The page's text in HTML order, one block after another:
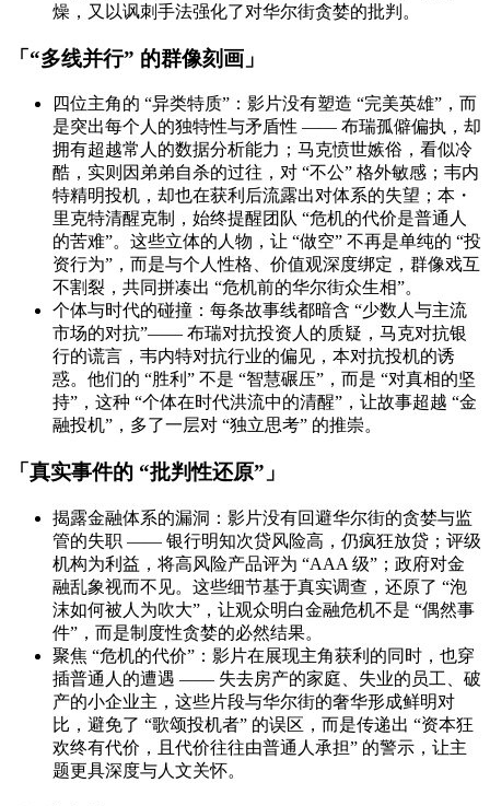
燥，又以讽刺手法强化了对华尔街贪婪的批判。
「“多线并行” 的群像刻画」
四位主角的 “异类特质”：影片没有塑造 “完美英雄”，而
是突出每个人的独特性与矛盾性 —— 布瑞孤僻偏执，却
拥有超越常人的数据分析能力；马克愤世嫉俗，看似冷
酷，实则因弟弟自杀的过往，对 “不公” 格外敏感；韦内
特精明投机，却也在获利后流露出对体系的失望；本・
里克特清醒克制，始终提醒团队 “危机的代价是普通人
的苦难”。这些立体的人物，让 “做空” 不再是单纯的 “投
资行为”，而是与个人性格、价值观深度绑定，群像戏互
不割裂，共同拼凑出 “危机前的华尔街众生相”。
个体与时代的碰撞：每条故事线都暗含 “少数人与主流
市场的对抗”—— 布瑞对抗投资人的质疑，马克对抗银
行的谎言，韦内特对抗行业的偏见，本对抗投机的诱
惑。他们的 “胜利” 不是 “智慧碾压”，而是 “对真相的坚
持”，这种 “个体在时代洪流中的清醒”，让故事超越 “金
融投机”，多了一层对 “独立思考” 的推崇。
「真实事件的 “批判性还原”」
揭露金融体系的漏洞：影片没有回避华尔街的贪婪与监
管的失职 —— 银行明知次贷风险高，仍疯狂放贷；评级
机构为利益，将高风险产品评为 “AAA 级”；政府对金
融乱象视而不见。这些细节基于真实调查，还原了 “泡
沫如何被人为吹大”，让观众明白金融危机不是 “偶然事
件”，而是制度性贪婪的必然结果。
聚焦 “危机的代价”：影片在展现主角获利的同时，也穿
插普通人的遭遇 —— 失去房产的家庭、失业的员工、破
产的小企业主，这些片段与华尔街的奢华形成鲜明对
比，避免了 “歌颂投机者” 的误区，而是传递出 “资本狂
欢终有代价，且代价往往由普通人承担” 的警示，让主
题更具深度与人文关怀。